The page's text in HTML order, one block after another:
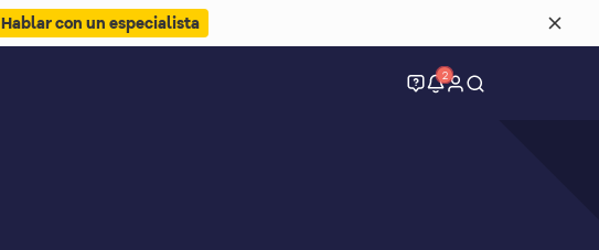
Hablar con un especialista
2